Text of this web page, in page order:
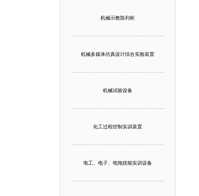
机械示教陈列柜
机械多媒体仿真设计综合实验装置
机械试验设备
化工过程控制实训装置
电工、电子、电拖技能实训设备